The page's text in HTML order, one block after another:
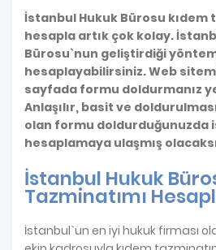
İstanbul Hukuk Bürosu kıdem
hesapla artık çok kolay.
Bürosu`nun geliştirdiği
hesaplayabilirsiniz. Web
sayfada formu doldurmanız
Anlaşılır, basit ve
olan formu doldurduğunuzda
hesaplamaya ulaşmış
İstanbul Hukuk
Tazminatımı
İstanbul`un en iyi hukuk firması